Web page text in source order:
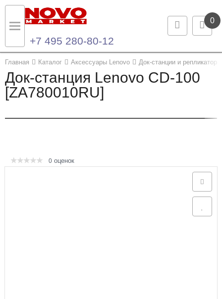
0
+7 495 280-80-12
Главная Каталог Аксессуары Lenovo Док-станции и
Док-станция Lenovo CD-100
[ZA780010RU]
0 оценок
Назад
Каталог продукции
Назад
Контакты